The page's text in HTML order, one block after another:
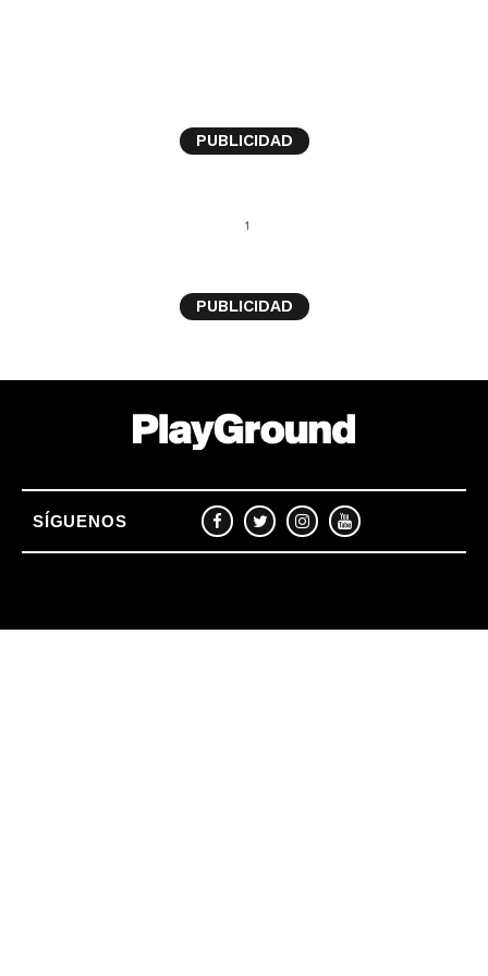
PUBLICIDAD
1
PUBLICIDAD
SÍGUENOS